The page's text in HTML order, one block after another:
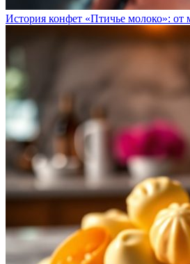
История конфет «Птичье молоко»: от